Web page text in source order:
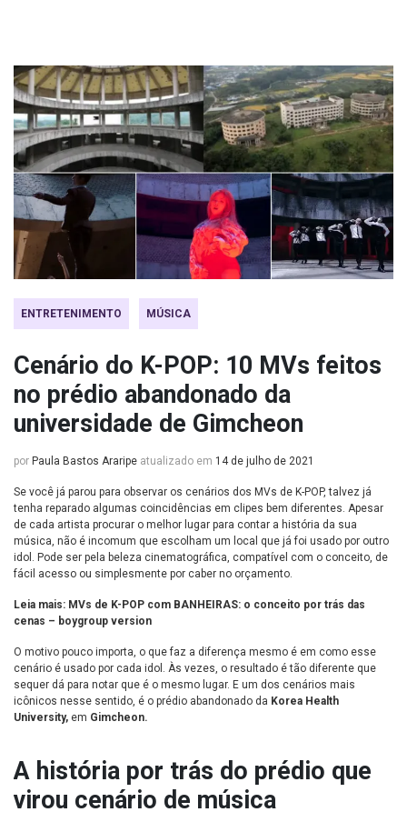
ENTRETENIMENTO MÚSICA
Cenário do K-POP: 10 MVs feitos
no prédio abandonado da
universidade de Gimcheon
por Paula Bastos Araripe atualizado em 14 de julho de 2021
Se você já parou para observar os cenários dos MVs de K-POP, talvez já
tenha reparado algumas coincidências em clipes bem diferentes. Apesar
de cada artista procurar o melhor lugar para contar a história da sua
música, não é incomum que escolham um local que já foi usado por outro
idol. Pode ser pela beleza cinematográfica, compatível com o conceito, de
fácil acesso ou simplesmente por caber no orçamento.
Leia mais: MVs de K-POP com BANHEIRAS: o conceito por trás das
cenas – boygroup version
O motivo pouco importa, o que faz a diferença mesmo é em como esse
cenário é usado por cada idol. Às vezes, o resultado é tão diferente que
sequer dá para notar que é o mesmo lugar. E um dos cenários mais
icônicos nesse sentido, é o prédio abandonado da Korea Health
University, em Gimcheon.
A história por trás do prédio que
virou cenário de música